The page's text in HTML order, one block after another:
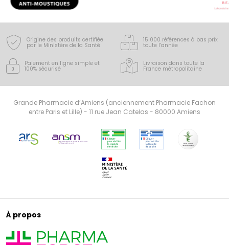
Origine des produits certifiée
par le Ministère de la Santé
15 000 références à bas prix
toute l’année
Paiement en ligne simple et
100% sécurisé
Livraison dans toute la
France métropolitaine
Grande Pharmacie d’Amiens (anciennement Pharmacie Fachon
entre Paris et Lille) - 11 rue Jean Catelas - 80000 Amiens
À propos